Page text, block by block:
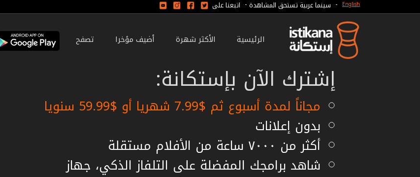
English
- سينما عربية تستحق المشاهدة - اتبعنا على
الرئيسية الأكثر شهرة أضيف مؤخرا تصفح
إشترك الآن بإستكانة:
مجاناً لمدة أسبوع ثم $7.99 شهريا أو $59.99 سنويا
بدون إعلانات
أكثر من ٧٠٠٠ ساعة من الأفلام مستقلة
شاهد برامجك المفضلة على التلفاز الذكي، جهاز